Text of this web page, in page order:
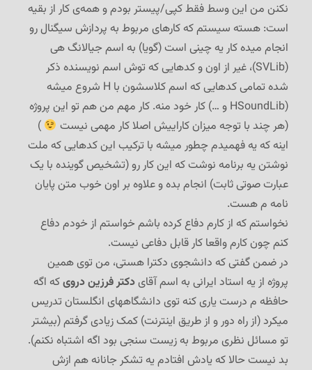
نکنن من این وسط فقط کپی/پیستر بودم و همه‌ی کار از بقیه
است: هسته سیستم که کارهای مربوط به پردازش سیگنال رو
انجام میده کار یه چینی است (گویا) به اسم جیالانگ هی
(SVLib)، غیر از اون و کدهایی که توش اسم نویسنده ذکر
شده تمامی کدهایی که اسم کلاسشون با H شروع میشه
(HSoundLib و …) کار خود منه. کار مهم من هم تو این پروژه
(هر چند با توجه میزان کاراییش اصلا کار مهمی نیست
)
اینه که یه فهمیدم چطور میشه با ترکیب این کدهایی که ملت
نوشتن یه برنامه نوشت که این کار رو (تشخیص گوینده با یک
عبارت صوتی ثابت) انجام بده و علاوه بر اون خوب متن پایان
نامه م هست.
نخواستم که از کارم دفاع کرده باشم خواستم از خودم دفاع
کنم چون کارم واقعا کار قابل دفاعی نیست.
در ضمن گفتی که دانشجوی دکترا هستی، من توی همین
پروژه از یه استاد ایرانی به اسم آقایدکتر فرزین درویکه اگه
حافظه م درست یاری کنه توی دانشگاههای انگلستان تدریس
میکرد (از راه دور و از طریق اینترنت) کمک زیادی گرفتم (بیشتر
تو مسائل نظری مربوط به زیست سنجی بود اگه اشتباه نکنم).
بد نیست حالا که یادش افتادم یه تشکر جانانه هم ازش